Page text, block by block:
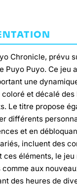
Chronicle, prévu
Puyo Puyo. Ce jeu
une
coloré et décalé
Le titre propose
différents
et en
incluent des
ces éléments, le
comme aux
des heures de